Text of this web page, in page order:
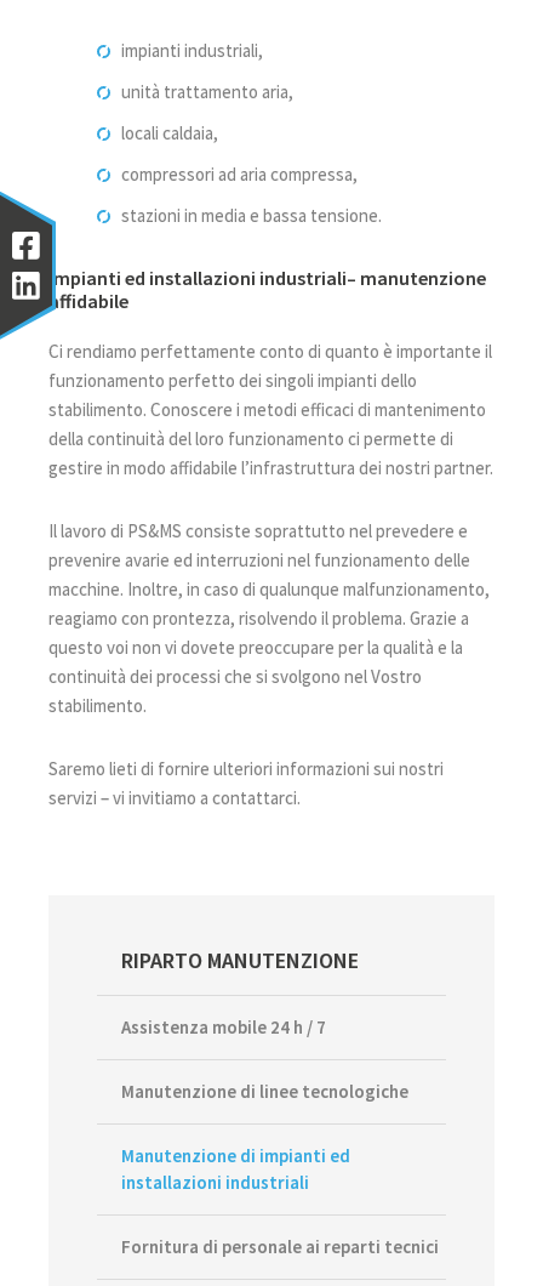
impianti industriali,
unità trattamento aria,
locali caldaia,
compressori ad aria compressa,
stazioni in media e bassa tensione.
Impianti ed installazioni industriali– manutenzione
affidabile
Ci rendiamo perfettamente conto di quanto è importante il
funzionamento perfetto dei singoli impianti dello
stabilimento. Conoscere i metodi efficaci di mantenimento
della continuità del loro funzionamento ci permette di
gestire in modo affidabile l’infrastruttura dei nostri partner.
Il lavoro di PS&MS consiste soprattutto nel prevedere e
prevenire avarie ed interruzioni nel funzionamento delle
macchine. Inoltre, in caso di qualunque malfunzionamento,
reagiamo con prontezza, risolvendo il problema. Grazie a
questo voi non vi dovete preoccupare per la qualità e la
continuità dei processi che si svolgono nel Vostro
stabilimento.
Saremo lieti di fornire ulteriori informazioni sui nostri
servizi – vi invitiamo a contattarci.
Primary
RIPARTO MANUTENZIONE
Assistenza mobile 24 h / 7
Manutenzione di linee tecnologiche
Manutenzione di impianti ed
installazioni industriali
Fornitura di personale ai reparti tecnici